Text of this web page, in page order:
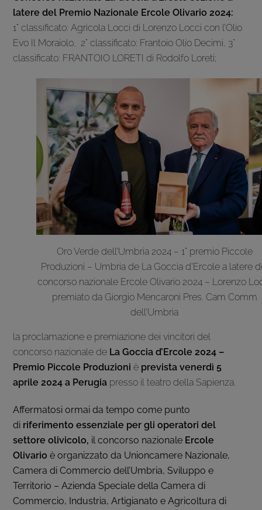
latere del Premio Nazionale Ercole Olivario 2024:
1° classificato: Agricola Locci di Lorenzo Locci con l’Olio
Evo Il Moraiolo, 2° classificato: Frantoio Olio Decimi, 3°
classificato: FRANTOIO LORETI di Rodolfo Loreti;
Oro Verde dell’Umbria 2024 – 1° premio Piccole
Produzioni – Umbria de La Goccia d’Ercole a latere
concorso nazionale Ercole Olivario 2024 – Lorenzo
premiato da Giorgio Mencaroni Pres. Cam Comm
dell’Umbria
la proclamazione e premiazione dei vincitori del
concorso nazionale de La Goccia d’Ercole 2024 –
Premio Piccole Produzioni è prevista venerdì 5
aprile 2024 a Perugia presso il teatro della Sapienza.
Affermatosi ormai da tempo come punto
di riferimento essenziale per gli operatori del
settore olivicolo, il concorso nazionale Ercole
Olivario è organizzato da Unioncamere Nazionale,
Camera di Commercio dell’Umbria, Sviluppo e
Territorio – Azienda Speciale della Camera di
Commercio, Industria, Artigianato e Agricoltura di